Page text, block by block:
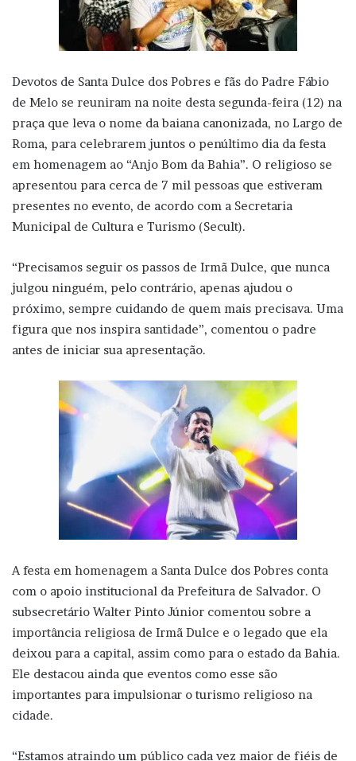
Devotos de Santa Dulce dos Pobres e fãs do Padre Fábio
de Melo se reuniram na noite desta segunda-feira (12) na
praça que leva o nome da baiana canonizada, no Largo de
Roma, para celebrarem juntos o penúltimo dia da festa
em homenagem ao “Anjo Bom da Bahia”. O religioso se
apresentou para cerca de 7 mil pessoas que estiveram
presentes no evento, de acordo com a Secretaria
Municipal de Cultura e Turismo (Secult).
“Precisamos seguir os passos de Irmã Dulce, que nunca
julgou ninguém, pelo contrário, apenas ajudou o
próximo, sempre cuidando de quem mais precisava. Uma
figura que nos inspira santidade”, comentou o padre
antes de iniciar sua apresentação.
A festa em homenagem a Santa Dulce dos Pobres conta
com o apoio institucional da Prefeitura de Salvador. O
subsecretário Walter Pinto Júnior comentou sobre a
importância religiosa de Irmã Dulce e o legado que ela
deixou para a capital, assim como para o estado da Bahia.
Ele destacou ainda que eventos como esse são
importantes para impulsionar o turismo religioso na
cidade.
“Estamos atraindo um público cada vez maior de fiéis de